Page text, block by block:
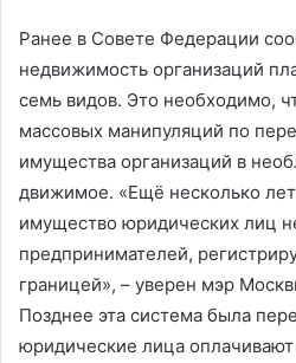
Ранее в Совете Федерации
недвижимость организаций
семь видов. Это необходимо,
массовых манипуляций по
имущества организаций в
движимое. «Ещё несколько лет
имущество юридических лиц
предпринимателей,
границей», – уверен мэр
Позднее эта система была
юридические лица